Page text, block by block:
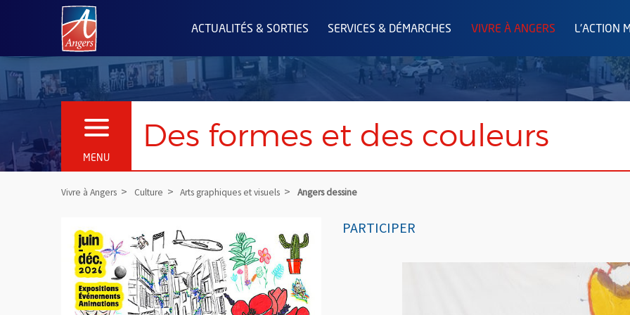
Angers.fr : Retour à l'accueil
ACTUALITÉS & SORTIES SERVICES & DÉMARCHES VIVRE À ANGERS L'ACTION
MENU
OUVRIR LE MENU Des formes et des couleurs
Vivre à Angers Culture Arts graphiques et visuels Angers dessine
PARTICIPER